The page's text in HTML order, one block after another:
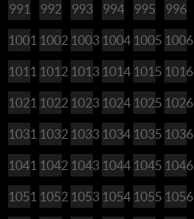
991 992 993 994 995 996
1001 1002 1003 1004 1005 1006
1011 1012 1013 1014 1015 1016
1021 1022 1023 1024 1025 1026
1031 1032 1033 1034 1035 1036
1041 1042 1043 1044 1045 1046
1051 1052 1053 1054 1055 1056